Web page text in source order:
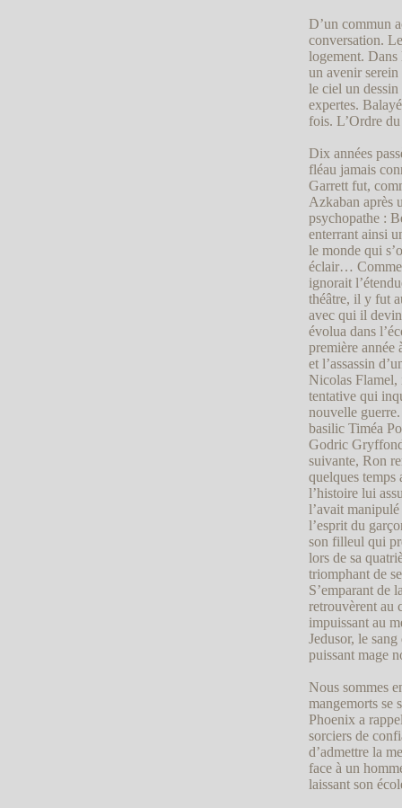
D’un commun
conversation.
logement. Dans
un avenir
le ciel un
expertes.
fois. L’Ordre
Dix années
fléau jamais
Garrett fut,
Azkaban après
psychopathe :
enterrant ainsi
le monde qui
éclair… Comme
ignorait
théâtre, il y fut
avec qui il
évolua dans
première année
et l’assassin
Nicolas Flamel,
tentative qui
nouvelle
basilic Timéa
Godric
suivante, Ron
quelques temps
l’histoire lui
l’avait
l’esprit du
son filleul qui
lors de sa
triomphant de
S’emparant de
retrouvèrent au
impuissant au
Jedusor, le
puissant mage
Nous sommes
mangemorts se
Phoenix a
sorciers de
d’admettre la
face à un
laissant son